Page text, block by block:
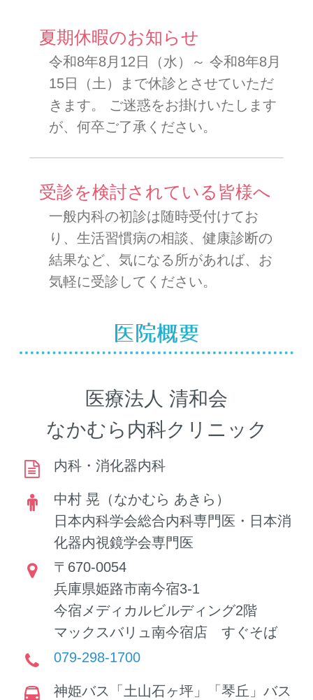
夏期休暇のお知らせ
令和8年8月12日（水）～ 令和8年8月
15日（土）まで休診とさせていただ
きます。 ご迷惑をお掛けいたします
が、何卒ご了承ください。
受診を検討されている皆様へ
一般内科の初診は随時受付けてお
り、生活習慣病の相談、健康診断の
結果など、気になる所があれば、お
気軽に受診してください。
医療情報取得加算についての
当院はオンライン資格確認を行う体
制を有しています。
当院を受診した患者様に対し、受診
必要な診療情報を取得・活用して診
療を行っています。
一般名処方加算についてのお
知らせ
を踏まえつつ、薬局とも連携のう
医院概要
医療法人 清和会
なかむら内科クリニック
内科・消化器内科
中村 晃（なかむら あきら）
日本内科学会総合内科専門医・日本消
化器内視鏡学会専門医
〒670-0054
兵庫県姫路市南今宿3-1
今宿メディカルビルディング2階
マックスバリュ南今宿店 すぐそば
079-298-1700
神姫バス「土山石ヶ坪」「琴丘」バス